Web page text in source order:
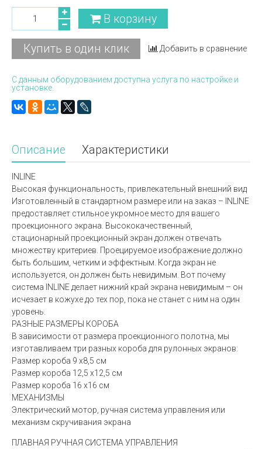
В корзину
Купить в один клик Добавить в сравнение
С данным оборудованием доступна услуга по настройке и
установке.
Описание Характеристики
INLINE
Высокая функциональность, привлекательный внешний вид
Изготовленный в стандартном размере или на заказ – INLINE
предоставляет стильное укромное место для вашего
проекционного экрана. Высококачественный,
стационарный проекционный экран должен отвечать
множеству критериев. Проецируемое изображение должно
быть большим, четким и эффектным. Когда экран не
используется, он должен быть невидимым. Вот почему
система INLINE делает нижний край экрана невидимым – он
исчезает в кожухе до тех пор, пока не станет с ним на один
уровень.
РАЗНЫЕ РАЗМЕРЫ КОРОБА
В зависимости от размера проекционного полотна, мы
изготавливаем три разных короба для рулонных экранов:
Размер короба 9 x8,5 см
Размер короба 12,5 x12,5 см
Размер короба 16 x16 см
МЕХАНИЗМЫ
Электрический мотор, ручная система управления или
механизм скручивания экрана
ПЛАВНАЯ РУЧНАЯ СИСТЕМА УПРАВЛЕНИЯ